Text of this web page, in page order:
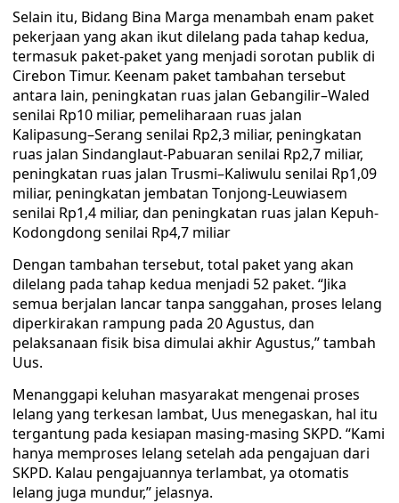
Selain itu, Bidang Bina Marga menambah enam paket
pekerjaan yang akan ikut dilelang pada tahap kedua,
termasuk paket-paket yang menjadi sorotan publik di
Cirebon Timur. Keenam paket tambahan tersebut
antara lain, peningkatan ruas jalan Gebangilir–Waled
senilai Rp10 miliar, pemeliharaan ruas jalan
Kalipasung–Serang senilai Rp2,3 miliar, peningkatan
ruas jalan Sindanglaut-Pabuaran senilai Rp2,7 miliar,
peningkatan ruas jalan Trusmi–Kaliwulu senilai Rp1,09
miliar, peningkatan jembatan Tonjong-Leuwiasem
senilai Rp1,4 miliar, dan peningkatan ruas jalan Kepuh-
Kodongdong senilai Rp4,7 miliar
Dengan tambahan tersebut, total paket yang akan
dilelang pada tahap kedua menjadi 52 paket. “Jika
semua berjalan lancar tanpa sanggahan, proses lelang
diperkirakan rampung pada 20 Agustus, dan
pelaksanaan fisik bisa dimulai akhir Agustus,” tambah
Uus.
Menanggapi keluhan masyarakat mengenai proses
lelang yang terkesan lambat, Uus menegaskan, hal itu
tergantung pada kesiapan masing-masing SKPD. “Kami
hanya memproses lelang setelah ada pengajuan dari
SKPD. Kalau pengajuannya terlambat, ya otomatis
lelang juga mundur,” jelasnya.